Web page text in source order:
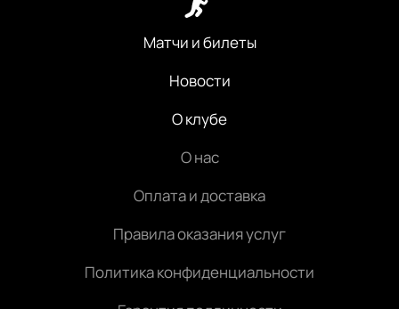
Матчи и билеты
Новости
О клубе
О нас
Оплата и доставка
Правила оказания услуг
Политика конфиденциальности